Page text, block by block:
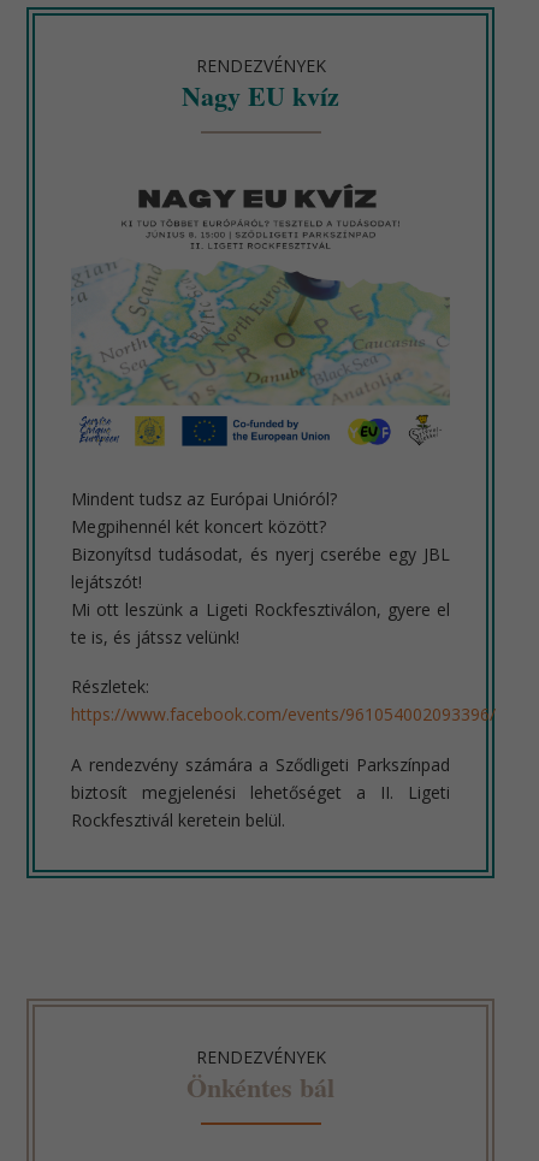
RENDEZVÉNYEK
Nagy EU kvíz
Mindent tudsz az Európai Unióról?
Megpihennél két koncert között?
Bizonyítsd tudásodat, és nyerj cserébe egy JBL
lejátszót!
Mi ott leszünk a Ligeti Rockfesztiválon, gyere el
te is, és játssz velünk!
Részletek:
https://www.facebook.com/events/961054002093396/
A rendezvény számára a Sződligeti Parkszínpad
biztosít megjelenési lehetőséget a II. Ligeti
Rockfesztivál keretein belül.
RENDEZVÉNYEK
Önkéntes bál